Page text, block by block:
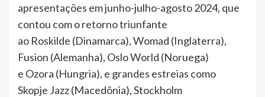
apresentações em junho-julho-agosto 2024, que
contou com o retorno triunfante
ao Roskilde (Dinamarca), Womad (Inglaterra),
Fusion (Alemanha), Oslo World (Noruega)
e Ozora (Hungria), e grandes estreias como
Skopje Jazz (Macedônia), Stockholm